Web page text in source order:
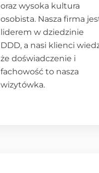
oraz wysoka kultura
osobista. Nasza firma
liderem w dziedzinie
DDD, a nasi klienci
że doświadczenie i
fachowość to nasza
wizytówka.